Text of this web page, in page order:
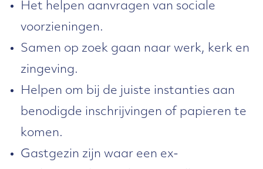
Het helpen aanvragen van sociale
voorzieningen.
Samen op zoek gaan naar werk, kerk en
zingeving.
Helpen om bij de juiste instanties aan
benodigde inschrijvingen of papieren te
komen.
Gastgezin zijn waar een ex-